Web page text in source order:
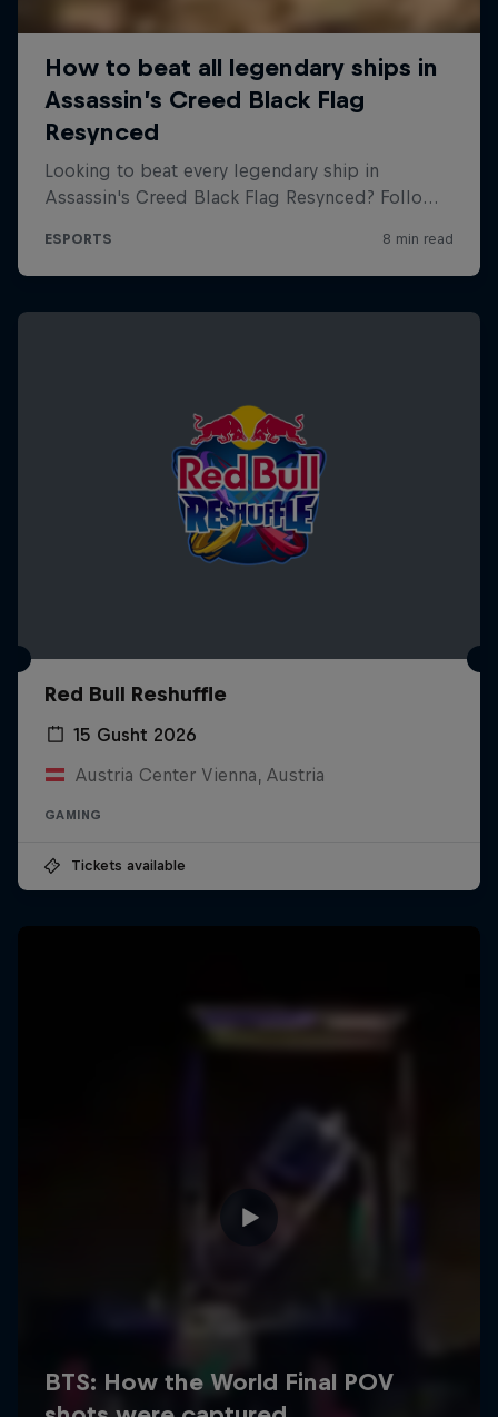
Red Bull Reshuffle
15 Gusht 2026
Austria Center Vienna, Austria
GAMING
Tickets available